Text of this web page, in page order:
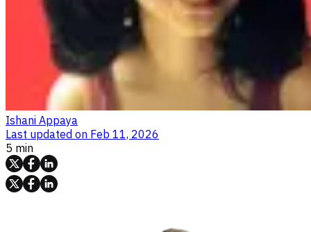
Ishani Appaya
Last updated on Feb 11, 2026
5 min